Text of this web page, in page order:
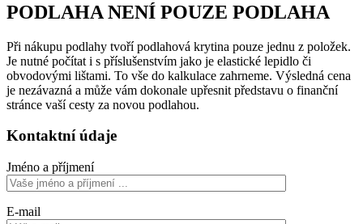
PODLAHA NENÍ POUZE PODLAHA
Při nákupu podlahy tvoří podlahová krytina pouze jednu z položek.
Je nutné počítat i s příslušenstvím jako je elastické lepidlo či
obvodovými lištami. To vše do kalkulace zahrneme. Výsledná cena
je nezávazná a může vám dokonale upřesnit představu o finanční
stránce vaší cesty za novou podlahou.
Kontaktní údaje
Jméno a příjmení
E-mail